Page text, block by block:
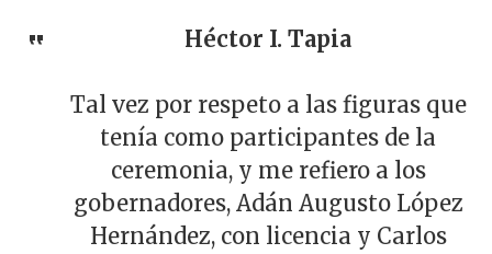
Héctor I. Tapia
Tal vez por respeto a las figuras que
tenía como participantes de la
ceremonia, y me refiero a los
gobernadores, Adán Augusto López
Hernández, con licencia y Carlos